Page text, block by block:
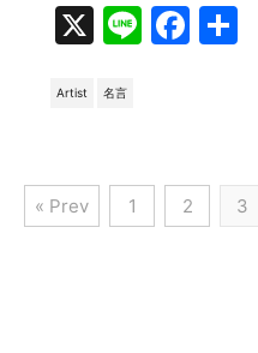
X
Li F
b
o
Artist 名言
« Prev 1 2 3